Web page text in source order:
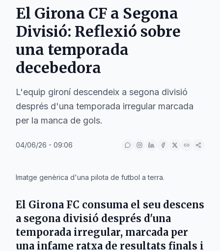
El Girona CF a Segona
Divisió: Reflexió sobre
una temporada
decebedora
L'equip gironí descendeix a segona divisió
després d'una temporada irregular marcada
per la manca de gols.
04/06/26 - 09:06
Imatge genèrica d'una pilota de futbol a terra.
El Girona FC consuma el seu descens
a segona divisió després d'una
temporada irregular, marcada per
una infame ratxa de resultats finals i